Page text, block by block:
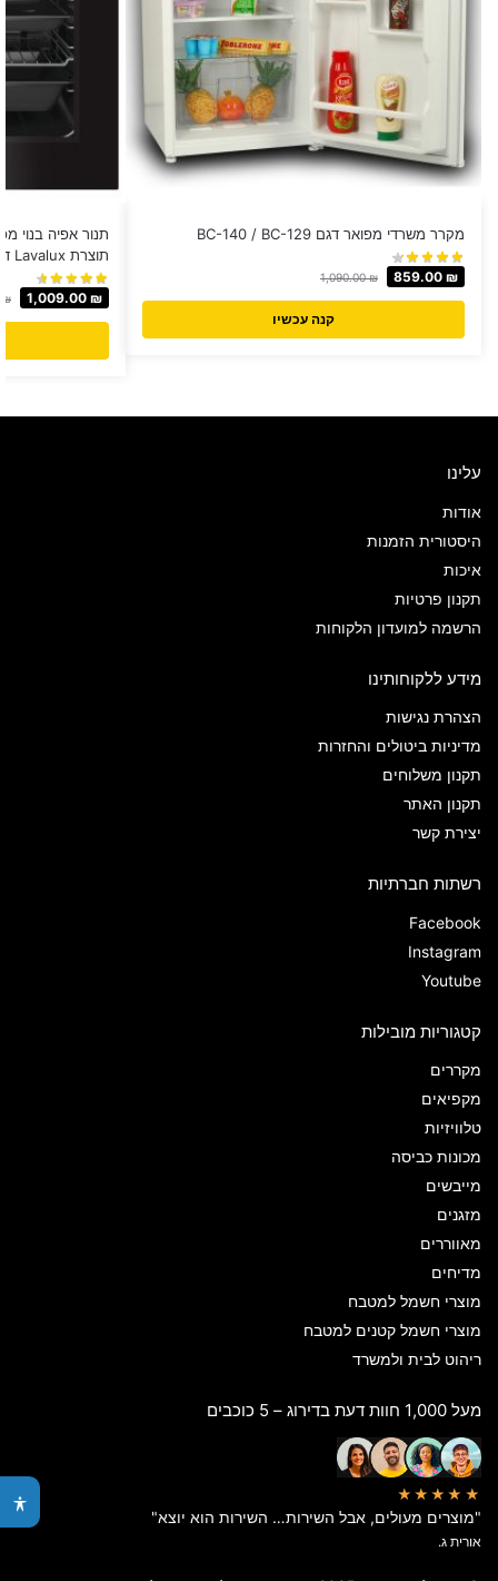
מקרר משרדי מפואר דגם BC-140 / BC-129
1,090.00₪ 859.00 ₪
קנה עכשיו
תנור אפיה בנוי
תוצרת Lavalux דגם 606 כולל טורבו
₪ 1,009.00 ₪
עלינו
אודות
היסטורית הזמנות
איכות
תקנון פרטיות
הרשמה למועדון הלקוחות
מידע ללקוחותינו
הצהרת נגישות
מדיניות ביטולים והחזרות
תקנון משלוחים
תקנון האתר
יצירת קשר
רשתות חברתיות
Facebook
Instagram
Youtube
קטגוריות מובילות
מקררים
מקפיאים
טלוויזיות
מכונות כביסה
מייבשים
מזגנים
מאווררים
מדיחים
מוצרי חשמל למטבח
מוצרי חשמל קטנים למטבח
ריהוט לבית ולמשרד
מעל 1,000 חוות דעת בדירוג – 5 כוכבים
★★★★★
"מוצרים מעולים, אבל השירות… השירות הוא יוצא"
אורית ג.